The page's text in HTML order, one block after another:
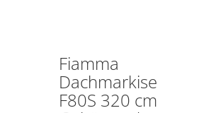
Fiamma
Dachmarkise
F80S 320 cm